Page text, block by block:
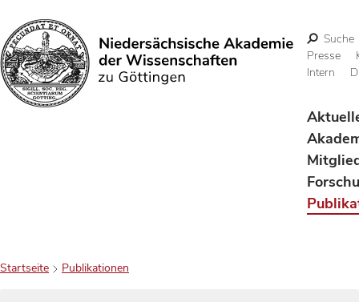
Suchen
Suche
Presse
Intern
Startseite Publikationen